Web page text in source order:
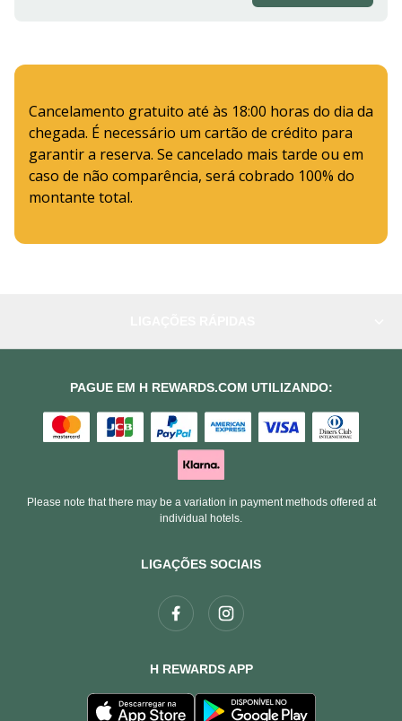
Cancelamento gratuito até às 18:00 horas do dia da
chegada. É necessário um cartão de crédito para
garantir a reserva. Se cancelado mais tarde ou em
caso de não comparência, será cobrado 100% do
montante total.
LIGAÇÕES SOCIAIS
H REWARDS APP
PAGUE EM H REWARDS.COM UTILIZANDO:
Please note that there may be a variation in payment methods offered at
individual hotels.